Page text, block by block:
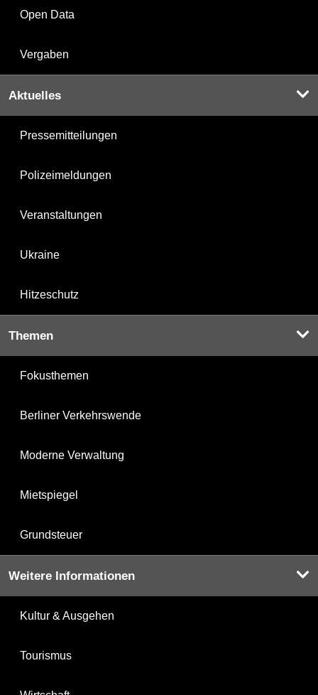
Open Data
Vergaben
Aktuelles
Pressemitteilungen
Polizeimeldungen
Veranstaltungen
Ukraine
Hitzeschutz
Themen
Fokusthemen
Berliner Verkehrswende
Moderne Verwaltung
Mietspiegel
Grundsteuer
Weitere Informationen
Kultur & Ausgehen
Tourismus